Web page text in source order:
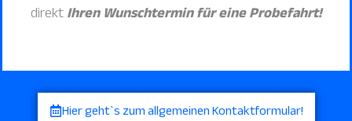
direktIhren Wunschtermin für eine Probefahrt!
Hier geht`s zum allgemeinen Kontaktformular!